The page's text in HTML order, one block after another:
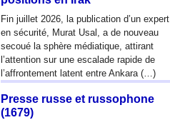
Fin juillet 2026, la publication d’un expert
en sécurité, Murat Usal, a de nouveau
secoué la sphère médiatique, attirant
l’attention sur une escalade rapide de
l’affrontement latent entre Ankara (…)
Presse russe et russophone
(1679)